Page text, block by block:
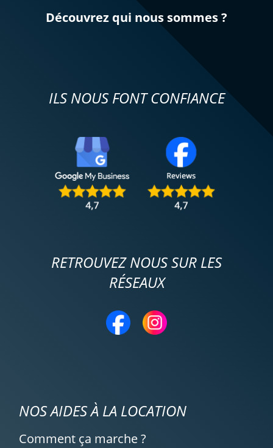
Découvrez qui nous sommes ?
ILS NOUS FONT CONFIANCE
RETROUVEZ NOUS SUR LES
RÉSEAUX
NOS AIDES À LA LOCATION
Comment ça marche ?